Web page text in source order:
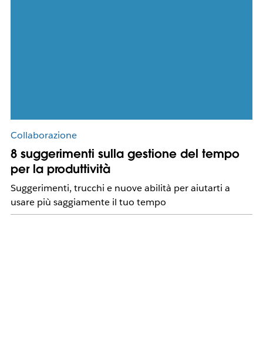
Collaborazione
8 suggerimenti sulla gestione del tempo
per la produttività
Suggerimenti, trucchi e nuove abilità per aiutarti a
usare più saggiamente il tuo tempo